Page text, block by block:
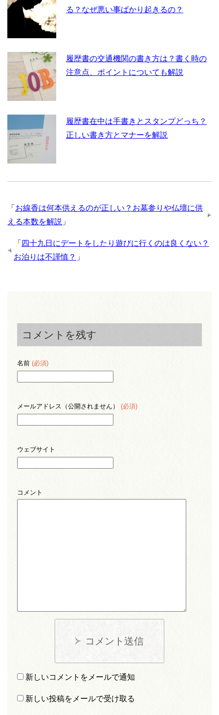
る？なぜ悪い事ばかり起きるの？
履歴書の交通機関の書き方は？書く時の
注意点、ポイントについても解説
履歴書在中は手書きとスタンプどっち？
正しい書き方とマナーを解説
「 お線香は何本供えるのが正しい？お墓参りや仏壇に供
える本数を解説 」
「 四十九日にデートをしたり遊びに行くのは良くない？
お泊りは不謹慎？ 」
コメントを残す
名前 (必須)
メールアドレス（公開されません） (必須)
ウェブサイト
コメント
コメント送信
新しいコメントをメールで通知
新しい投稿をメールで受け取る